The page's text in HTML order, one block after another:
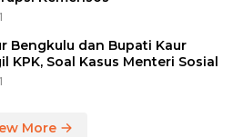
Bengkulu dan Bupati Kaur
KPK, Soal Kasus Menteri Sosial
More